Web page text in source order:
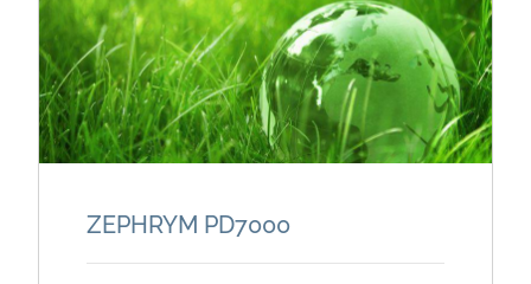
ZEPHRYM PD7000